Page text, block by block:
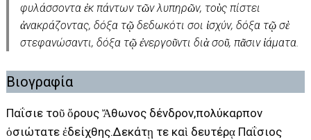
φυλάσσοντα ἐκ πάντων τῶν λυπηρῶν, τοὺς πίστει
ἀνακράζοντας, δόξα τῷ δεδωκότι σοι ἰσχύν, δόξα τῷ σὲ
στεφανώσαντι, δόξα τῷ ἐνεργοῦντι διὰ σοῦ, πᾶσιν ἰάματα.
Βιογραφία
Παΐσιε τοῦ ὄρους Ἄθωνος δένδρον,πολύκαρπον
ὁσιώτατε ἐδείχθης.Δεκάτῃ τε καὶ δευτέρᾳ Παΐσιος